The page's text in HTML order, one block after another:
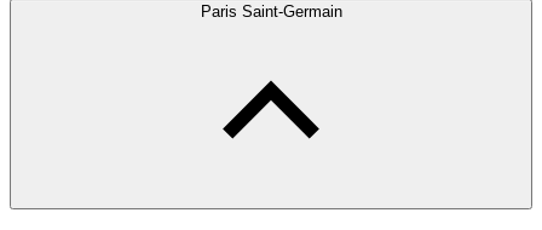
Paris Saint-Germain